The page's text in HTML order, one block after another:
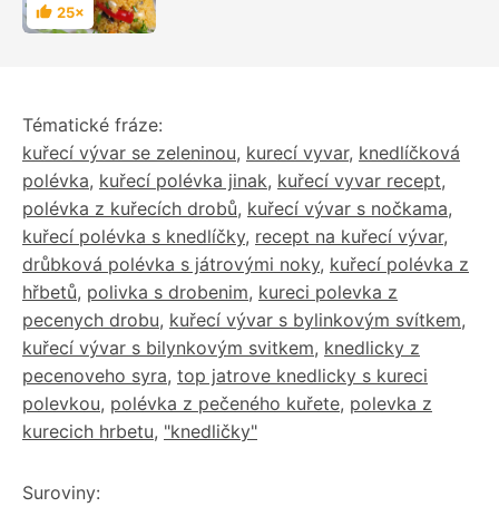
Hodnocení
25×
Tématické fráze:
kuřecí vývar se zeleninou, kurecí vyvar, knedlíčková
polévka, kuřecí polévka jinak, kuřecí vyvar recept,
polévka z kuřecích drobů, kuřecí vývar s nočkama,
kuřecí polévka s knedlíčky, recept na kuřecí vývar,
drůbková polévka s játrovými noky, kuřecí polévka z
hřbetů, polivka s drobenim, kureci polevka z
pecenych drobu, kuřecí vývar s bylinkovým svítkem,
kuřecí vývar s bilynkovým svitkem, knedlicky z
pecenoveho syra, top jatrove knedlicky s kureci
polevkou, polévka z pečeného kuřete, polevka z
kurecich hrbetu, "knedličky"
Suroviny: